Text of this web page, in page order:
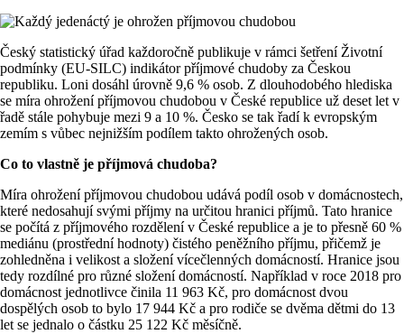
Český statistický úřad každoročně publikuje v rámci šetření Životní
podmínky (EU-SILC) indikátor příjmové chudoby za Českou
republiku. Loni dosáhl úrovně 9,6 % osob. Z dlouhodobého hlediska
se míra ohrožení příjmovou chudobou v České republice už deset let v
řadě stále pohybuje mezi 9 a 10 %. Česko se tak řadí k evropským
zemím s vůbec nejnižším podílem takto ohrožených osob.
Co to vlastně je příjmová chudoba?
Míra ohrožení příjmovou chudobou udává podíl osob v domácnostech,
které nedosahují svými příjmy na určitou hranici příjmů. Tato hranice
se počítá z příjmového rozdělení v České republice a je to přesně 60 %
mediánu (prostřední hodnoty) čistého peněžního příjmu, přičemž je
zohledněna i velikost a složení vícečlenných domácností. Hranice jsou
tedy rozdílné pro různé složení domácností. Například v roce 2018 pro
domácnost jednotlivce činila 11 963 Kč, pro domácnost dvou
dospělých osob to bylo 17 944 Kč a pro rodiče se dvěma dětmi do 13
let se jednalo o částku 25 122 Kč měsíčně.